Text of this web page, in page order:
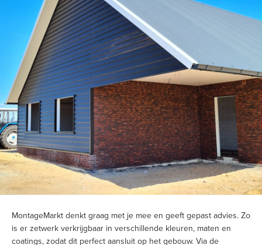
MontageMarkt denkt graag met je mee en geeft gepast advies. Zo
is er zetwerk verkrijgbaar in verschillende kleuren, maten en
coatings, zodat dit perfect aansluit op het gebouw. Via de